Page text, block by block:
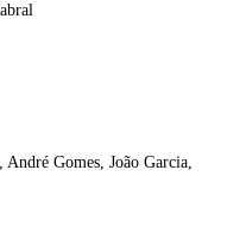
André Gomes, João Garcia,